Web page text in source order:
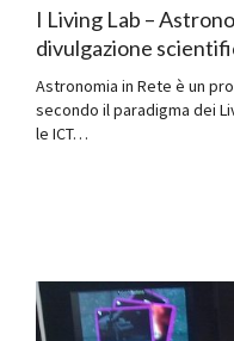
I Living Lab –
divulgazione
Astronomia in Rete è un
secondo il paradigma dei
le ICT…